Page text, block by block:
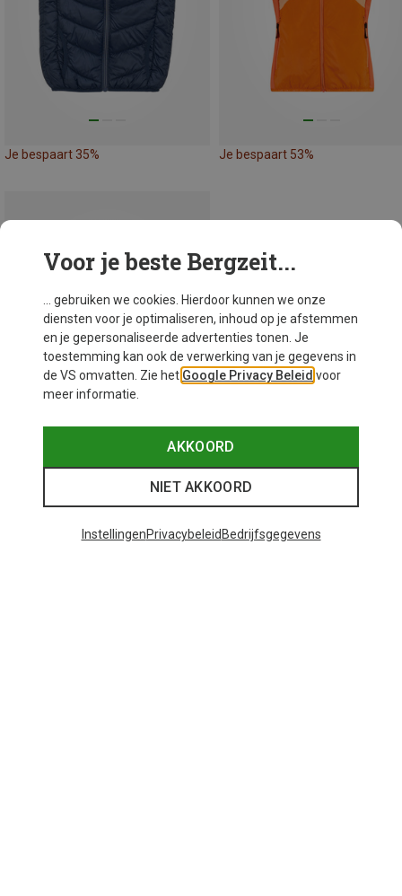
Je bespaart 35% Je bespaart 53%
26 van 26 producten bekeken
Voor je beste Bergzeit...
... gebruiken we cookies. Hierdoor kunnen we onze
diensten voor je optimaliseren, inhoud op je afstemmen
en je gepersonaliseerde advertenties tonen. Je
toestemming kan ook de verwerking van je gegevens in
de VS omvatten. Zie het Google Privacy Beleid voor
meer informatie.
AKKOORD
NIET AKKOORD
InstellingenPrivacybeleid Bedrijfsgegevens